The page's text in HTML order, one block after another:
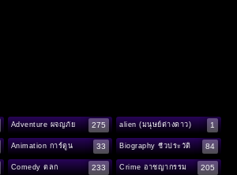
Adventure ผจญภัย 275 alien (มนุษย์ต่างดาว) 1
Animation การ์ตูน 33 Biography ชีวประวัติ 84
Comedy ตลก 233 Crime อาชญากรรม 205